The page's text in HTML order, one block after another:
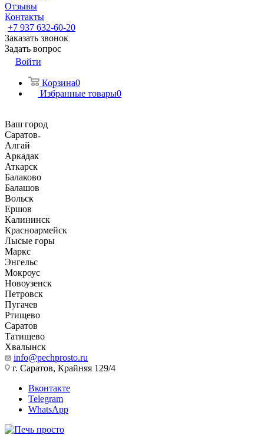
Отзывы
Контакты
+7 937 632-60-20
Заказать звонок
Задать вопрос
Войти
Корзина0
Избранные товары0
Ваш город
Саратов
Алгай
Аркадак
Аткарск
Балаково
Балашов
Вольск
Ершов
Калининск
Красноармейск
Лысые горы
Маркс
Энгельс
Мокроус
Новоузенск
Петровск
Пугачев
Ртищево
Саратов
Татищево
Хвалынск
info@pechprosto.ru
г. Саратов, Крайняя 129/4
Вконтакте
Telegram
WhatsApp